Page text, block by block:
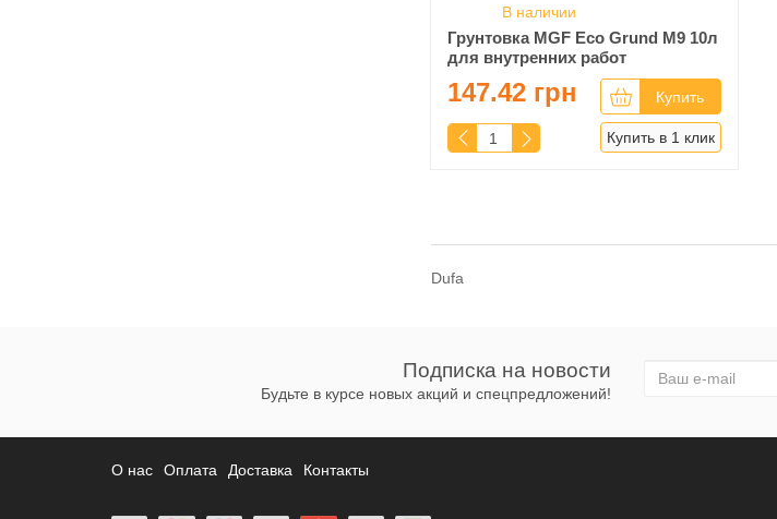
В наличии
Грунтовка MGF Eco Grund M9 10л
для внутренних работ
147.42 грн Купить
Купить в 1 клик
Dufa
Подписка на новости
Будьте в курсе новых акций и спецпредложений!
О нас Оплата Доставка Контакты